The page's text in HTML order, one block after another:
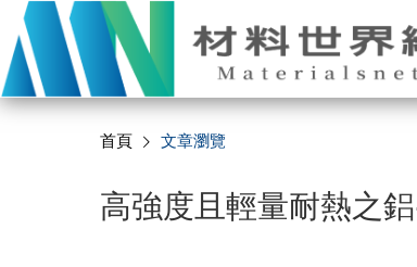
首頁 文章瀏覽
高強度且輕量耐熱之